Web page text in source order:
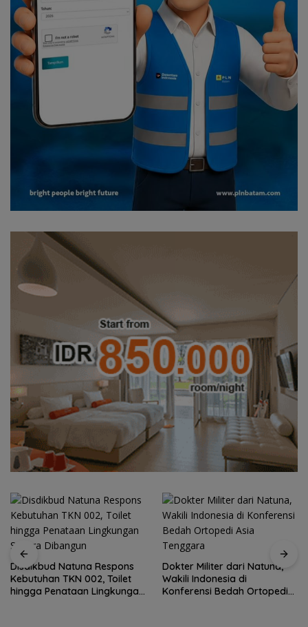
Disdikbud Natuna Respons
Kebutuhan TKN 002, Toilet
hingga Penataan Lingkungan
Dokter Militer dari Natuna,
Wakili Indonesia di
Konferensi Bedah Ortopedi